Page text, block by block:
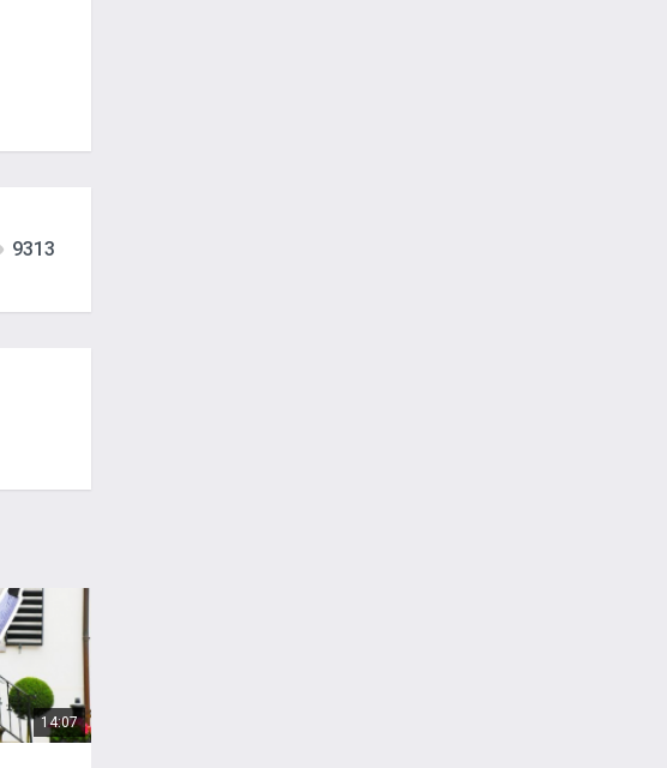
9313
14:07